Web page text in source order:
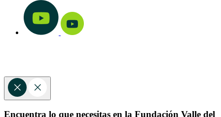
Encuentra lo que necesitas en la Fundación Valle del